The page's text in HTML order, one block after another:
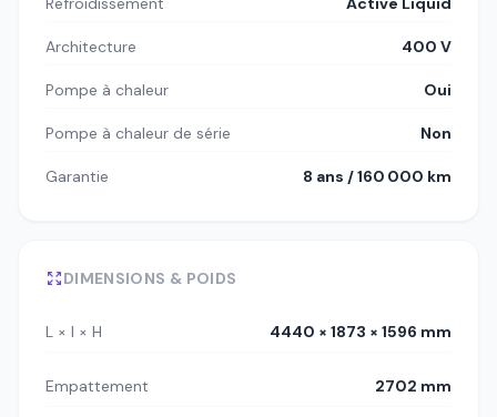
Architecture 400 V
Pompe à chaleur Oui
Pompe à chaleur de série Non
Garantie 8 ans / 160 000 km
DIMENSIONS & POIDS
L × l × H 4440 × 1873 × 1596 mm
Empattement 2702 mm